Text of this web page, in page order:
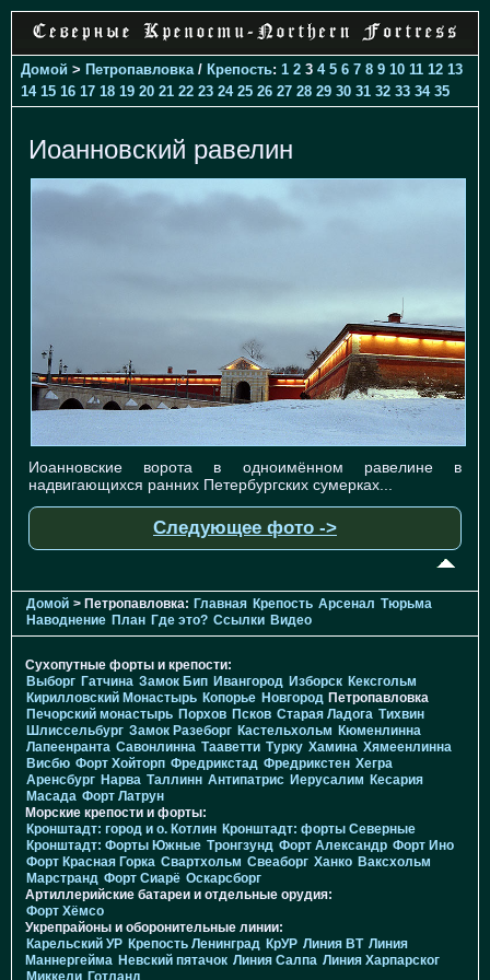
Домой > Петропавловка / Крепость: 1 2 3 4 5 6 7 8 9 10 11 12 13
14 15 16 17 18 19 20 21 22 23 24 25 26 27 28 29 30 31 32 33 34 35
Иоанновский равелин
Иоанновские ворота в одноимённом равелине в
надвигающихся ранних Петербургских сумерках...
Следующее фото ->
Домой > Петропавловка: Главная Крепость Арсенал Тюрьма
Наводнение План Где это? Ссылки Видео
Сухопутные форты и крепости:
Выборг Гатчина Замок Бип Ивангород Изборск Кексгольм
Кирилловский Монастырь Копорье Новгород Петропавловка
Печорcкий монастырь Порхов Псков Старая Ладога Тихвин
Шлиссельбург Замок Разеборг Кастельхольм Кюменлинна
Лапеенранта Савонлинна Тааветти Турку Хамина Хямеенлинна
Висбю Форт Хойторп Фредрикстад Фредрикстен Хегра
Аренсбург Нарва Таллинн Антипатрис Иерусалим Кесария
Масада Форт Латрун
Морские крепости и форты:
Кронштадт: город и о. Котлин Кронштадт: форты Северные
Кронштадт: Форты Южные Тронгзунд Форт Александр Форт Ино
Форт Красная Горка Свартхольм Свеаборг Ханко Ваксхольм
Марстранд Форт Сиарё Оскарсборг
Артиллерийские батареи и отдельные орудия:
Форт Хёмсо
Укрепрайоны и оборонительные линии:
Карельский УР Крепость Ленинград КрУР Линия ВТ Линия
Маннергейма Невский пятачок Линия Салпа Линия Харпарског
Миккели Готланд